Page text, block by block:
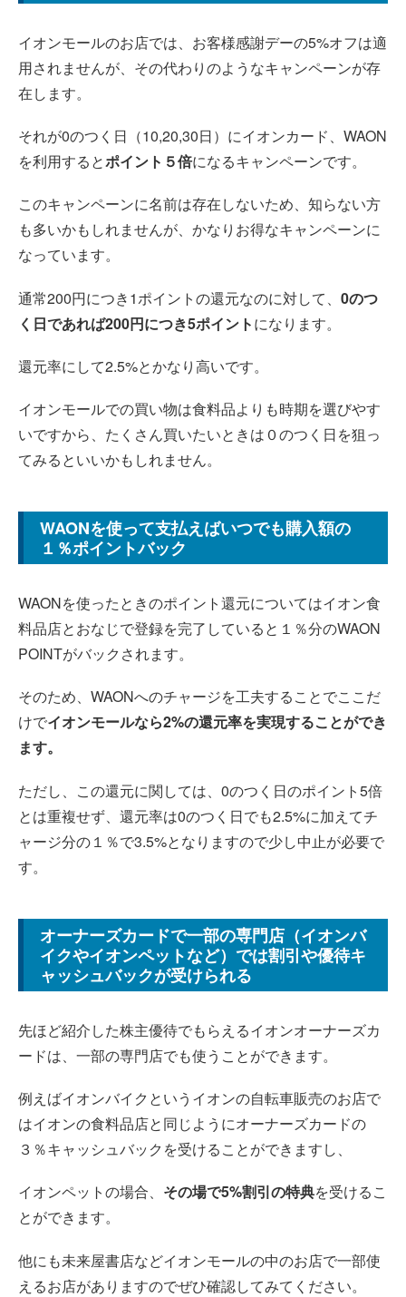
イオンモールのお店では、お客様感謝デーの5%オフは適
用されませんが、その代わりのようなキャンペーンが存
在します。
それが0のつく日（10,20,30日）にイオンカード、WAON
を利用するとポイント５倍になるキャンペーンです。
このキャンペーンに名前は存在しないため、知らない方
も多いかもしれませんが、かなりお得なキャンペーンに
なっています。
通常200円につき1ポイントの還元なのに対して、 0のつ
く日であれば200円につき5ポイントになります。
還元率にして2.5%とかなり高いです。
イオンモールでの買い物は食料品よりも時期を選びやす
いですから、たくさん買いたいときは０のつく日を狙っ
てみるといいかもしれません。
WAONを使って支払えばいつでも購入額の
１％ポイントバック
WAONを使ったときのポイント還元についてはイオン食
料品店とおなじで登録を完了していると１％分のWAON
POINTがバックされます。
そのため、WAONへのチャージを工夫することでここだ
けでイオンモールなら2%の還元率を実現することができ
ます。
ただし、この還元に関しては、0のつく日のポイント5倍
とは重複せず、還元率は0のつく日でも2.5%に加えてチ
ャージ分の１％で3.5%となりますので少し中止が必要で
す。
オーナーズカードで一部の専門店（イオンバ
イクやイオンペットなど）では割引や優待キ
ャッシュバックが受けられる
先ほど紹介した株主優待でもらえるイオンオーナーズカ
ードは、一部の専門店でも使うことができます。
例えばイオンバイクというイオンの自転車販売のお店で
はイオンの食料品店と同じようにオーナーズカードの
３％キャッシュバックを受けることができますし、
イオンペットの場合、 その場で5%割引の特典を受けるこ
とができます。
他にも未来屋書店などイオンモールの中のお店で一部使
えるお店がありますのでぜひ確認してみてください。